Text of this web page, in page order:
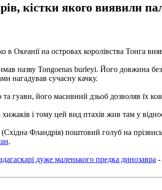
кістки якого виявили
в Океанії на островах королівства Тонга
назву Tongoenas burleyi. Його довжина
нагадував сучасну качку.
гуави, його масивний дзьоб дозволяв їх
і тому цей вид птахів жив там у
(Східна Фландрія) поштовий голуб на
.
дуже маленького предка динозавра -